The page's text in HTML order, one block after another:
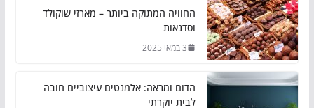
החוויה המתוקה ביותר – מארזי שוקולד
וסדנאות
3 במאי 2025
הדום ומראה: אלמנטים עיצוביים חובה
לבית יוקרתי